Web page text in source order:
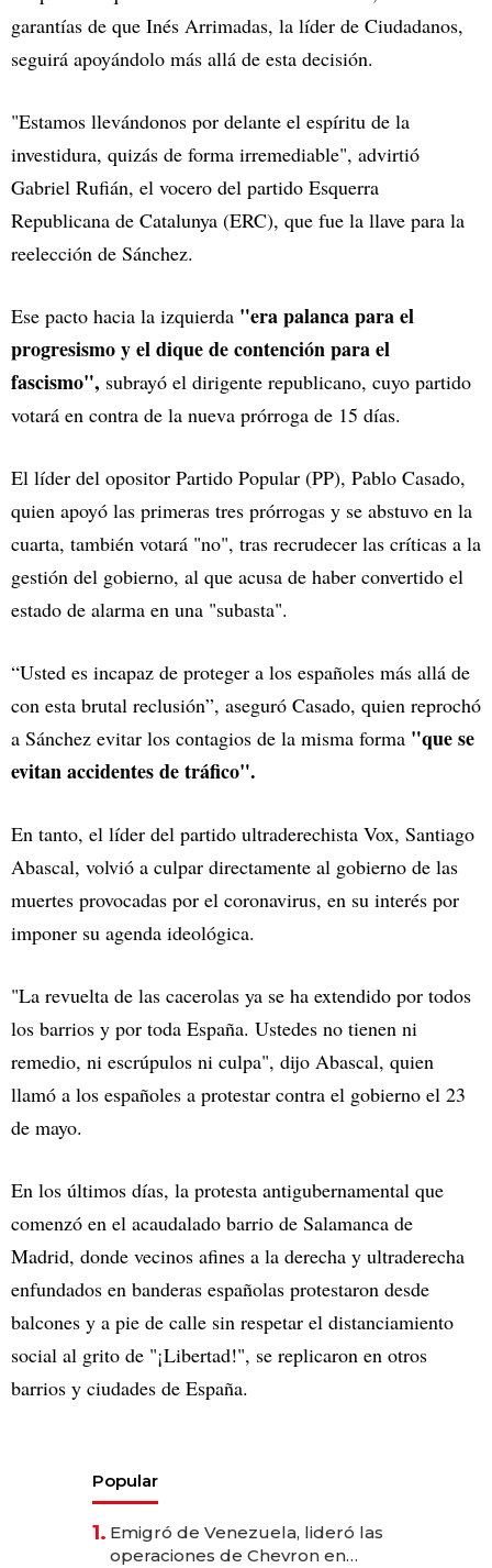
garantías de que Inés Arrimadas, la líder de Ciudadanos,
seguirá apoyándolo más allá de esta decisión.
"Estamos llevándonos por delante el espíritu de la
investidura, quizás de forma irremediable", advirtió
Gabriel Rufián, el vocero del partido Esquerra
Republicana de Catalunya (ERC), que fue la llave para la
reelección de Sánchez.
Ese pacto hacia la izquierda "era palanca para el
progresismo y el dique de contención para el
fascismo", subrayó el dirigente republicano, cuyo partido
votará en contra de la nueva prórroga de 15 días.
El líder del opositor Partido Popular (PP), Pablo Casado,
quien apoyó las primeras tres prórrogas y se abstuvo en la
cuarta, también votará "no", tras recrudecer las críticas a la
gestión del gobierno, al que acusa de haber convertido el
estado de alarma en una "subasta".
“Usted es incapaz de proteger a los españoles más allá de
con esta brutal reclusión”, aseguró Casado, quien reprochó
a Sánchez evitar los contagios de la misma forma "que se
evitan accidentes de tráfico".
En tanto, el líder del partido ultraderechista Vox, Santiago
Abascal, volvió a culpar directamente al gobierno de las
muertes provocadas por el coronavirus, en su interés por
imponer su agenda ideológica.
"La revuelta de las cacerolas ya se ha extendido por todos
los barrios y por toda España. Ustedes no tienen ni
remedio, ni escrúpulos ni culpa", dijo Abascal, quien
llamó a los españoles a protestar contra el gobierno el 23
de mayo.
En los últimos días, la protesta antigubernamental que
comenzó en el acaudalado barrio de Salamanca de
Madrid, donde vecinos afines a la derecha y ultraderecha
enfundados en banderas españolas protestaron desde
balcones y a pie de calle sin respetar el distanciamiento
social al grito de "¡Libertad!", se replicaron en otros
barrios y ciudades de España.
Popular
1. Emigró de Venezuela, lideró las
operaciones de Chevron en